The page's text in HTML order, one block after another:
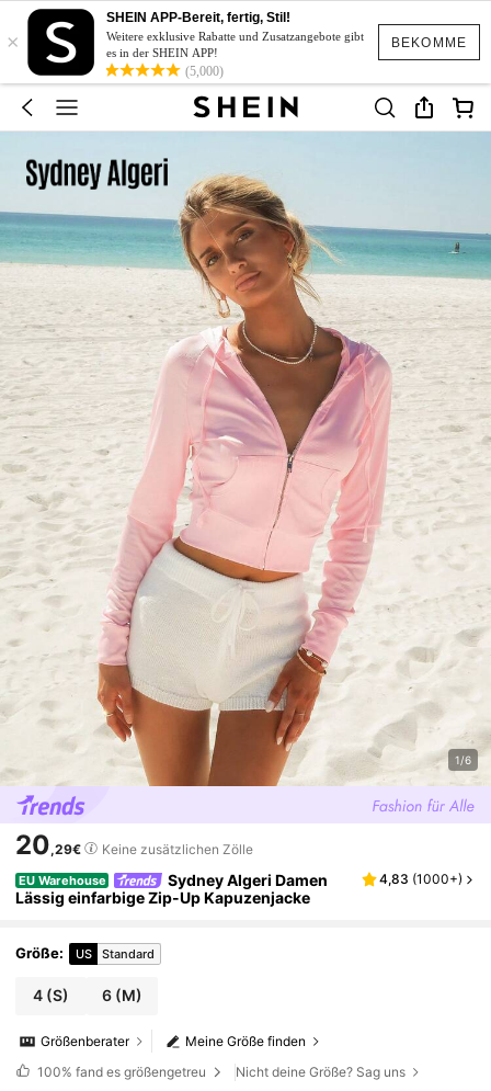
BEKOMME
×
SHEIN APP-Bereit, fertig, Stil!
Weitere exklusive Rabatte und Zusatzangebote gibt
es in der SHEIN APP!
(5,000)
1/6
20,29€ Keine zusätzlichen Zölle
EU Warehouse
Sydney Algeri Damen
Lässig einfarbige Zip-Up Kapuzenjacke
4,83 (1000+)
Größe: US Standard
4 (S) 6 (M)
Meine Größe finden
Größenberater
100% fand es größengetreu
Nicht deine Größe? Sag uns